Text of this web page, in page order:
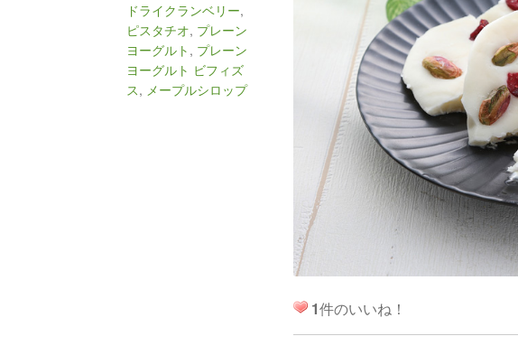
ドライクランベリー,
ピスタチオ, プレーン
ヨーグルト , プレーン
ヨーグルト ビフィズ
ス, メープルシロップ
1件のいいね！